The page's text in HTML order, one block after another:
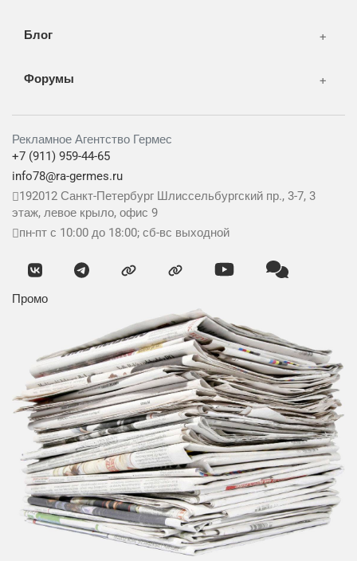
Блог
Форумы
Рекламное Агентство Гермес
+7 (911) 959-44-65
info78@ra-germes.ru
192012 Санкт-Петербург Шлиссельбургский пр., 3-7, 3
этаж, левое крыло, офис 9
пн-пт с 10:00 до 18:00; сб-вс выходной
Промо